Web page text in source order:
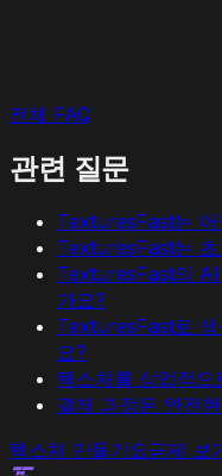
전체 FAQ
관련 질문
TexturesFast는
TexturesFast는
TexturesFast의
가요?
TexturesFast로
요?
텍스처를 상업적
결제 과정은 안전
텍스처 만들기 요금제 보